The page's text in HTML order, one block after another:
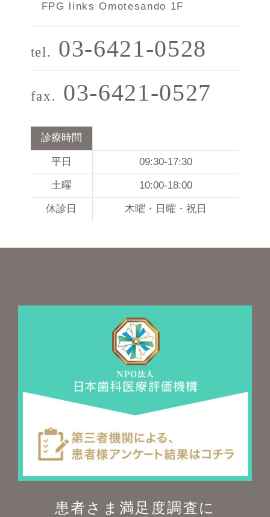
FPG links Omotesando 1F
tel. 03-6421-0528
fax. 03-6421-0527
診療時間
平日 09:30-17:30
土曜 10:00-18:00
休診日 木曜・日曜・祝日
患者さま満足度調査に